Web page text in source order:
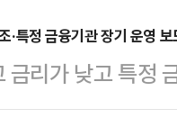
·특정 금융기관 장기 운영
금리가 낮고 특정
주장에 대해 “사